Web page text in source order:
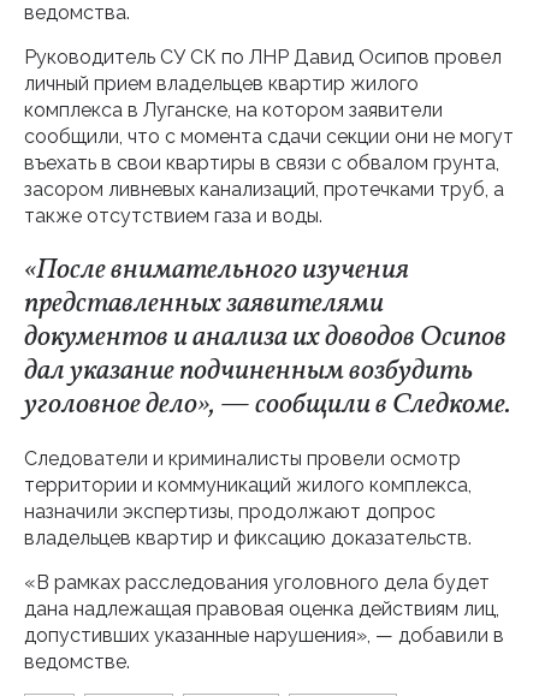
ведомства.
Руководитель СУ СК по ЛНР Давид Осипов провел
личный прием владельцев квартир жилого
комплекса в Луганске, на котором заявители
сообщили, что с момента сдачи секции они не могут
въехать в свои квартиры в связи с обвалом грунта,
засором ливневых канализаций, протечками труб, а
также отсутствием газа и воды.
«После внимательного изучения
представленных заявителями
документов и анализа их доводов Осипов
дал указание подчиненным возбудить
уголовное дело», — сообщили в Следкоме.
Следователи и криминалисты провели осмотр
территории и коммуникаций жилого комплекса,
назначили экспертизы, продолжают допрос
владельцев квартир и фиксацию доказательств.
«В рамках расследования уголовного дела будет
дана надлежащая правовая оценка действиям лиц,
допустивших указанные нарушения», — добавили в
ведомстве.